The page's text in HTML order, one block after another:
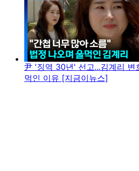
尹 '징역 30년' 선고...김계리 변
먹인 이유 [지금이뉴스]